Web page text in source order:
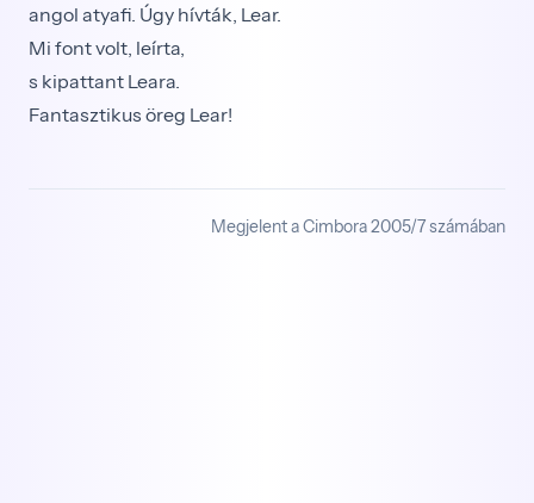
angol atyafi. Úgy hívták, Lear.
Mi font volt, leírta,
s kipattant Leara.
Fantasztikus öreg Lear!
Megjelent a Cimbora 2005/7 számában